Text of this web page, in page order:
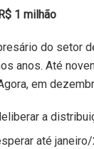
1 milhão
do setor
anos. Até
em
a
até